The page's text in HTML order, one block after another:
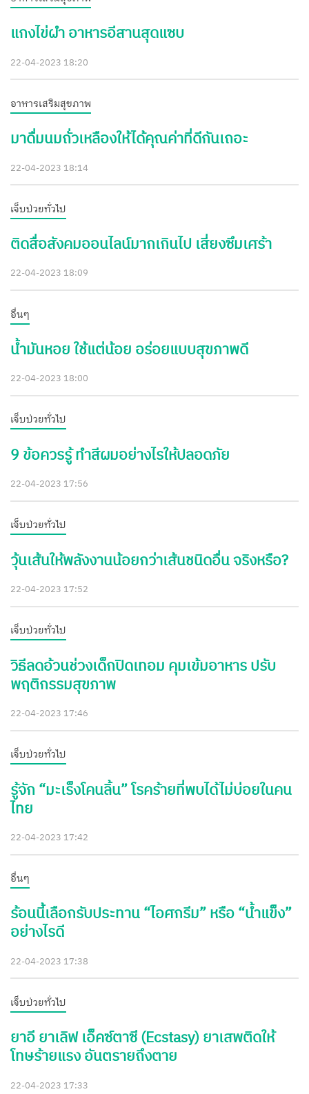
แกงไข่ผำ อาหารอีสานสุดแซบ
22-04-2023 18:20
อาหารเสริมสุขภาพ
มาดื่มนมถั่วเหลืองให้ได้คุณค่าที่ดีกันเถอะ
22-04-2023 18:14
เจ็บป่วยทั่วไป
ติดสื่อสังคมออนไลน์มากเกินไป เสี่ยงซึมเศร้า
22-04-2023 18:09
อื่นๆ
น้ำมันหอย ใช้แต่น้อย อร่อยแบบสุขภาพดี
22-04-2023 18:00
เจ็บป่วยทั่วไป
9 ข้อควรรู้ ทำสีผมอย่างไรให้ปลอดภัย
22-04-2023 17:56
เจ็บป่วยทั่วไป
วุ้นเส้นให้พลังงานน้อยกว่าเส้นชนิดอื่น จริงหรือ?
22-04-2023 17:52
เจ็บป่วยทั่วไป
วิธีลดอ้วนช่วงเด็กปิดเทอม คุมเข้มอาหาร ปรับ
พฤติกรรมสุขภาพ
22-04-2023 17:46
เจ็บป่วยทั่วไป
รู้จัก “มะเร็งโคนลิ้น” โรคร้ายที่พบได้ไม่บ่อยในคน
ไทย
22-04-2023 17:42
อื่นๆ
ร้อนนี้เลือกรับประทาน “ไอศกรีม” หรือ “น้ำแข็ง”
อย่างไรดี
22-04-2023 17:38
เจ็บป่วยทั่วไป
ยาอี ยาเลิฟ เอ็คซ์ตาซี (Ecstasy) ยาเสพติดให้
โทษร้ายแรง อันตรายถึงตาย
22-04-2023 17:33